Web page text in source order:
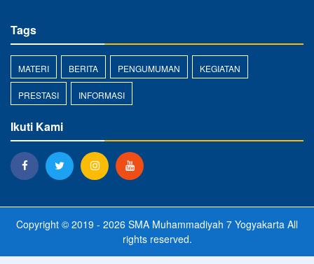
Tags
MATERI BERITA PENGUMUMAN KEGIATAN
PRESTASI INFORMASI
Ikuti Kami
Copyright © 2019 - 2026 SMA Muhammadiyah 7 Yogyakarta All
rights reserved.